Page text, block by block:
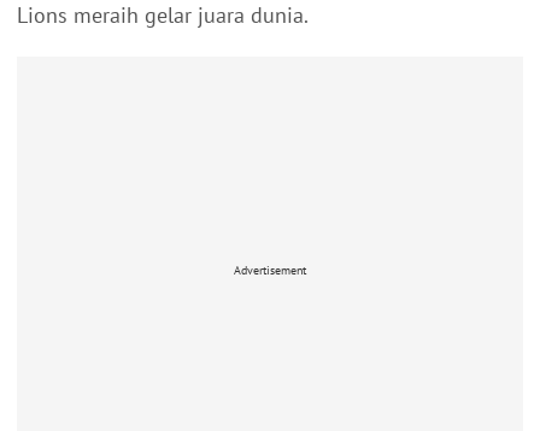
Lions meraih gelar juara dunia.
Advertisement